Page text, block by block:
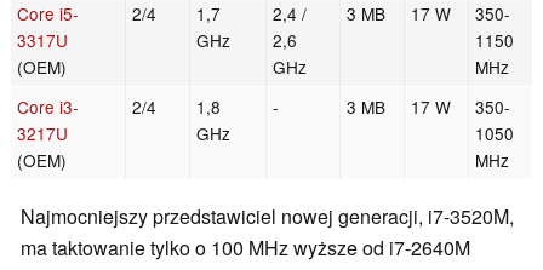
Core i5-
3317U
(OEM)
2/4
1,7
GHz
2,4 /
2,6
GHz
3 MB 17 W
350-
1150
MHz
Core i3-
3217U
(OEM)
2/4
1,8
GHz
- 3 MB 17 W
350-
1050
MHz
Najmocniejszy przedstawiciel nowej generacji, i7-3520M,
ma taktowanie tylko o 100 MHz wyższe od i7-2640M